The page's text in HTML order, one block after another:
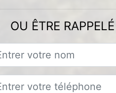
OU ÊTRE RAPPELÉ